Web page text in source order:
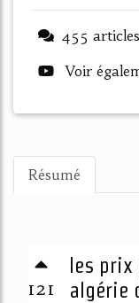
455 articles
Voir
Résumé
121
les
algérie